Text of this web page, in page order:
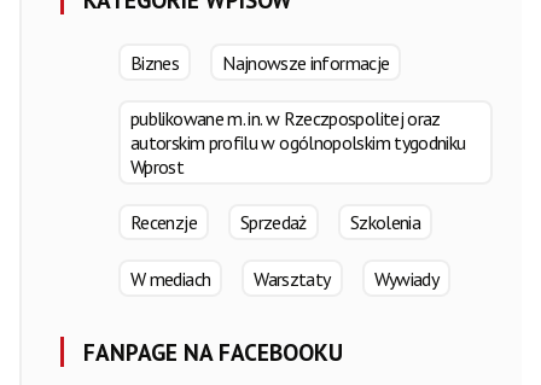
Biznes Najnowsze informacje
publikowane m. in. w Rzeczpospolitej oraz
autorskim profilu w ogólnopolskim tygodniku
Wprost
Recenzje Sprzedaż Szkolenia
W mediach Warsztaty Wywiady
FANPAGE NA FACEBOOKU